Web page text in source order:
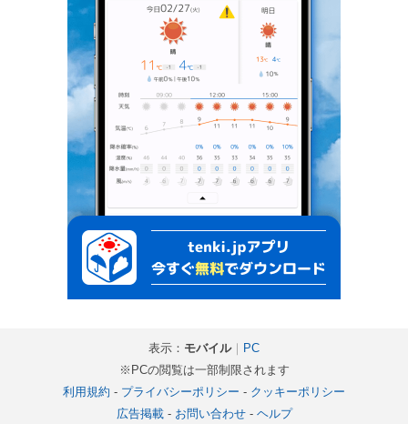
表示： モバイル｜ PC
※PCの閲覧は一部制限されます
利用規約 - プライバシーポリシー - クッキーポリシー
広告掲載- お問い合わせ- ヘルプ